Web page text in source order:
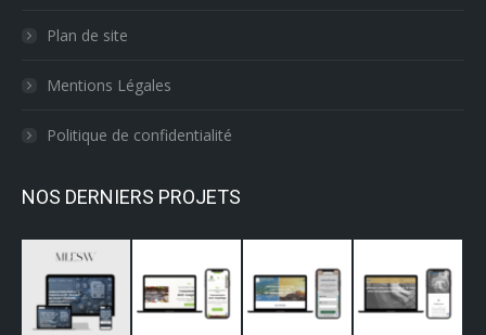
Plan de site
Mentions Légales
Politique de confidentialité
NOS DERNIERS PROJETS